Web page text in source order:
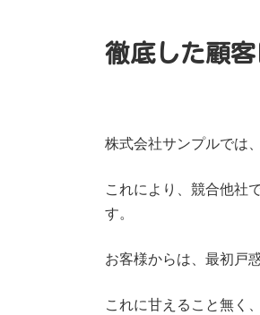
徹底した顧
株式会社サンプルでは
これにより、競合他社
す。
お客様からは、最初戸
これに甘えること無く